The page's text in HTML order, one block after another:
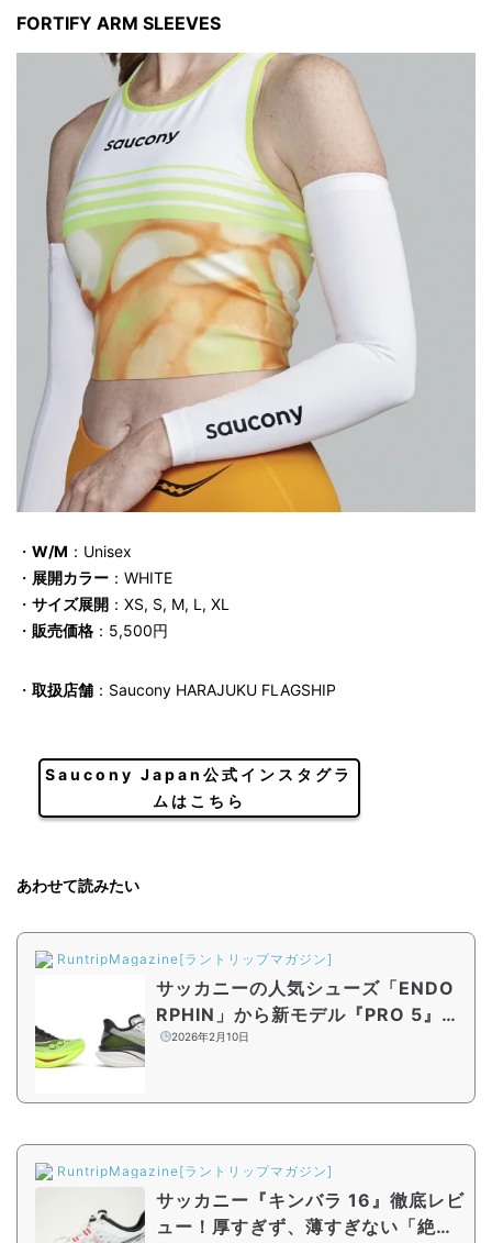
FORTIFY ARM SLEEVES
・ W/M ：Unisex
・ 展開カラー ：WHITE
・ サイズ展開 ：XS, S, M, L, XL
・ 販売価格 ：5,500円
・ 取扱店舗 ：Saucony HARAJUKU FLAGSHIP
Saucony Japan公式インスタグラ
ムはこちら
あわせて読みたい
RuntripMagazine[ラントリップマガジン]
サッカニーの人気シューズ「ENDO
RPHIN」から新モデル『PRO 5』
『AZURA』が登場！『ELITE 2』新
2026年2月10日
RuntripMagazine[ラントリップマガジン]
サッカニー『キンバラ 16』徹底レビ
ュー！厚すぎず、薄すぎない「絶妙